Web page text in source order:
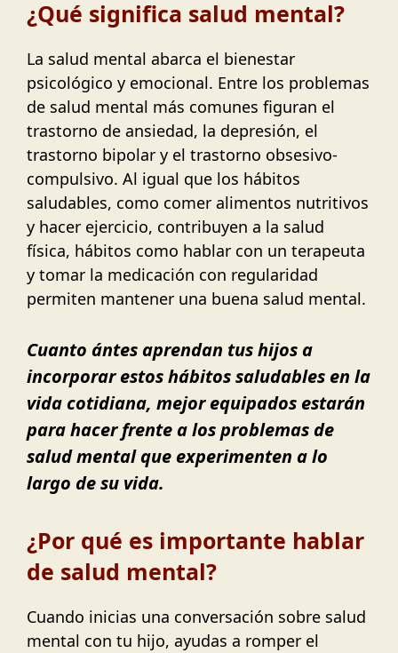
¿Qué significa salud mental?
La salud mental abarca el bienestar
psicológico y emocional. Entre los problemas
de salud mental más comunes figuran el
trastorno de ansiedad, la depresión, el
trastorno bipolar y el trastorno obsesivo-
compulsivo. Al igual que los hábitos
saludables, como comer alimentos nutritivos
y hacer ejercicio, contribuyen a la salud
física, hábitos como hablar con un terapeuta
y tomar la medicación con regularidad
permiten mantener una buena salud mental.
Cuanto ántes aprendan tus hijos a
incorporar estos hábitos saludables en la
vida cotidiana, mejor equipados estarán
para hacer frente a los problemas de
salud mental que experimenten a lo
largo de su vida.
¿Por qué es importante hablar
de salud mental?
Cuando inicias una conversación sobre salud
mental con tu hijo, ayudas a romper el